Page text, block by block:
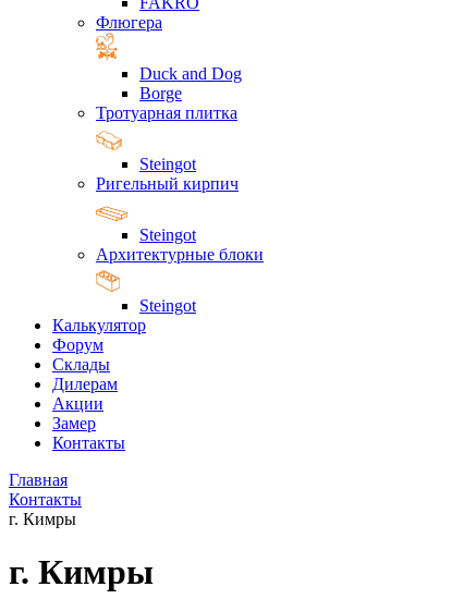
Флюгера
Duck and Dog
Borge
Тротуарная плитка
Steingot
Ригельный кирпич
Steingot
Архитектурные блоки
Steingot
Калькулятор
Форум
Склады
Дилерам
Акции
Замер
Контакты
Главная
Контакты
г. Кимры
г. Кимры